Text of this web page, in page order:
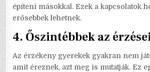
építeni másokkal. Ezek a kapcsolatok
erősebbek lehetnek.
4. Őszintébbek az
Az érzékeny gyerekek gyakran nem
amit éreznek, azt meg is mutatják. Ez